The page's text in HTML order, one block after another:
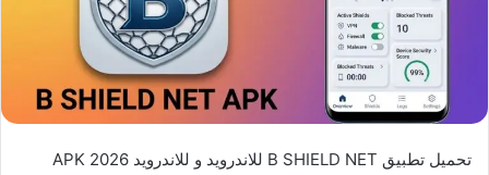
تحميل تطبيق B SHIELD NET للاندرويد و للاندرويد APK 2026